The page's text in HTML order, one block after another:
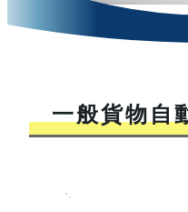
一般貨物自